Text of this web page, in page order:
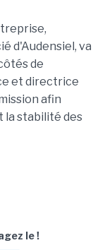
d'Audensiel, va
de
et directrice
afin
la stabilité des
le !